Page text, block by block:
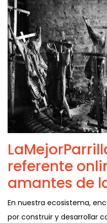
referente
amantes de
En nuestra ecosistema,
por construir y desarrollar